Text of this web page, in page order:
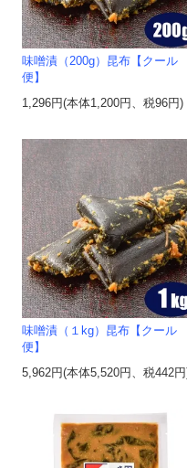
味噌漬（200g）昆布【クール
便】
1,296円(本体1,200円、税96円)
味噌漬（１kg）昆布【クール
便】
5,962円(本体5,520円、税442